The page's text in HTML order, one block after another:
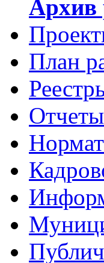
Архив
План